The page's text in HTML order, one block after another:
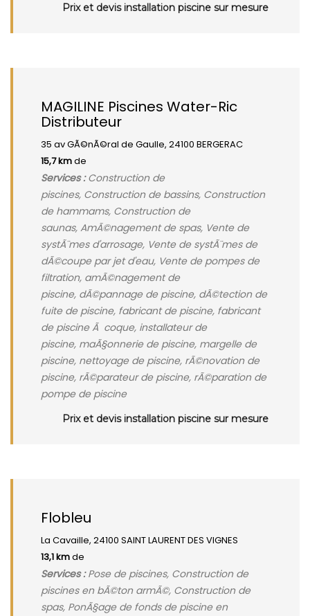
Prix et devis installation piscine sur mesure
MAGILINE Piscines Water-Ric
Distributeur
35 av GÃ©nÃ©ral de Gaulle, 24100 BERGERAC
15,7 kmde
Services :Construction de
piscines, Construction de bassins, Construction
de hammams, Construction de
saunas, AmÃ©nagement de spas, Vente de
systÃ¨mes d'arrosage, Vente de systÃ¨mes de
dÃ©coupe par jet d'eau, Vente de pompes de
filtration, amÃ©nagement de
piscine, dÃ©pannage de piscine, dÃ©tection de
fuite de piscine, fabricant de piscine, fabricant
de piscine Ã coque, installateur de
piscine, maÃ§onnerie de piscine, margelle de
piscine, nettoyage de piscine, rÃ©novation de
piscine, rÃ©parateur de piscine, rÃ©paration de
pompe de piscine
Prix et devis installation piscine sur mesure
Flobleu
La Cavaille, 24100 SAINT LAURENT DES VIGNES
13,1 kmde
Services :Pose de piscines, Construction de
piscines en bÃ©ton armÃ©, Construction de
spas, PonÃ§age de fonds de piscine en